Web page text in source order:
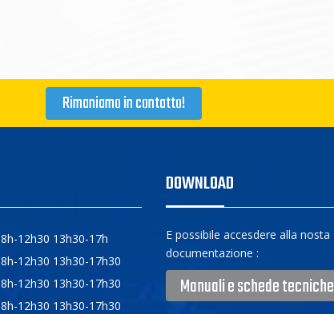
Rimaniamo in contatto!
8h-12h30 13h30-17h
8h-12h30 13h30-17h30
8h-12h30 13h30-17h30
8h-12h30 13h30-17h30
DOWNLOAD
E possibile accesdere alla nosta
documentazione :
Manuali e schede tecniche